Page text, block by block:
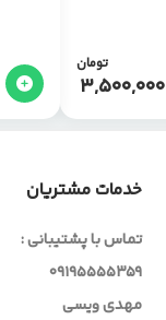
3,500,000
تومان
خدمات مشتریان
تماس با پشتیبانی :
09195555359
مهدی ویسی